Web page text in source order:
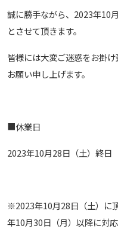
誠に勝手ながら、2023年10
とさせて頂きます。
皆様には大変ご迷惑をお掛
お願い申し上げます。
■休業日
2023年10月28日（土）終日
※2023年10月28日（土）に
年10月30日（月）以降に対応